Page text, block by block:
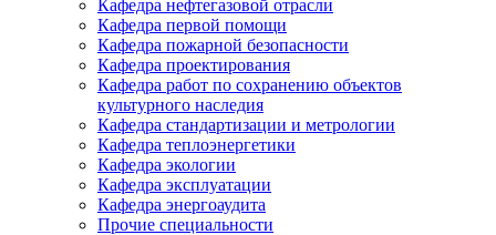
Кафедра нефтегазовой отрасли
Кафедра первой помощи
Кафедра пожарной безопасности
Кафедра проектирования
Кафедра работ по сохранению объектов
культурного наследия
Кафедра стандартизации и метрологии
Кафедра теплоэнергетики
Кафедра экологии
Кафедра эксплуатации
Кафедра энергоаудита
Прочие специальности